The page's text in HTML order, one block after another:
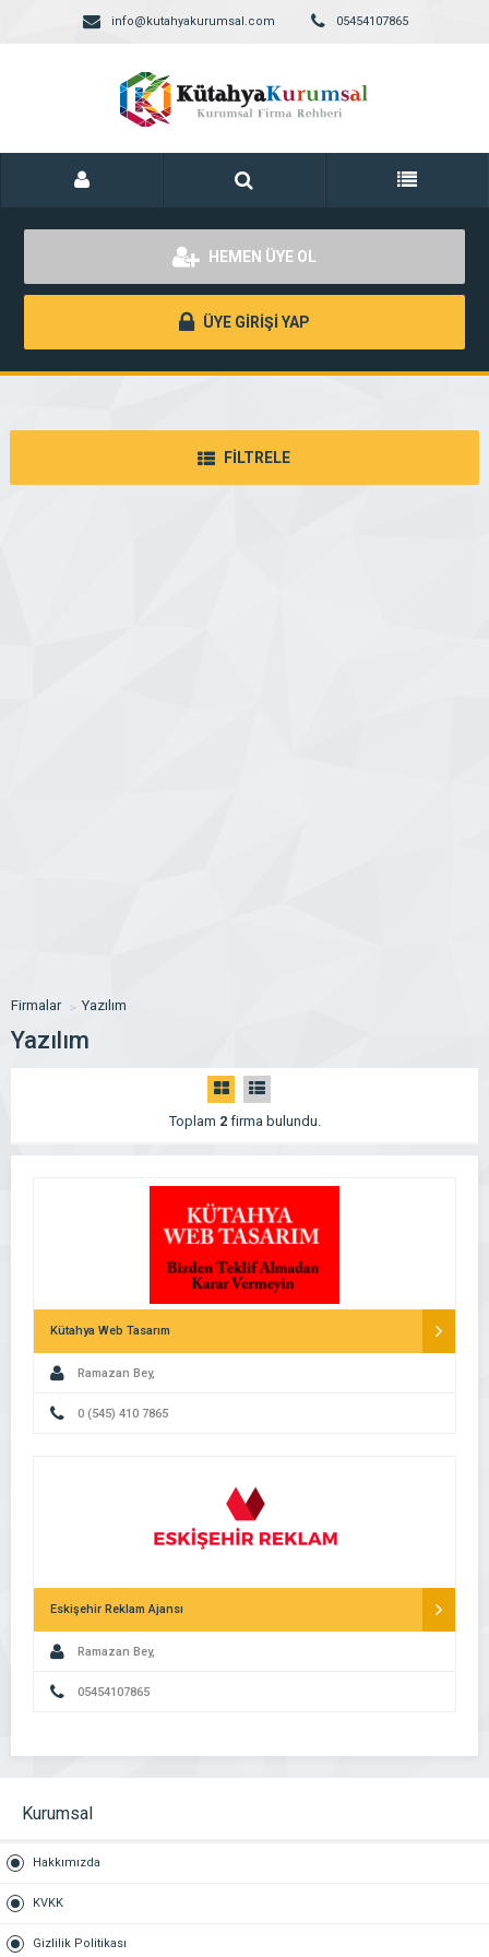
info@kutahyakurumsal.com 05454107865
HEMEN ÜYE OL
ÜYE GİRİŞİ YAP
FİLTRELE
Firmalar Yazılım
Yazılım
Toplam 2firma bulundu.
Kütahya Web Tasarım
Ramazan Bey,
0 (545) 410 7865
Eskişehir Reklam Ajansı
Ramazan Bey,
05454107865
Kurumsal
Hakkımızda
KVKK
Gizlilik Politikası